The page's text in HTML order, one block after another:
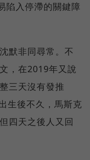
陷入停滯的關鍵障
默非同尋常。不
，在2019年又說
三天沒有發推
生後不久，馬斯克
四天之後人又回